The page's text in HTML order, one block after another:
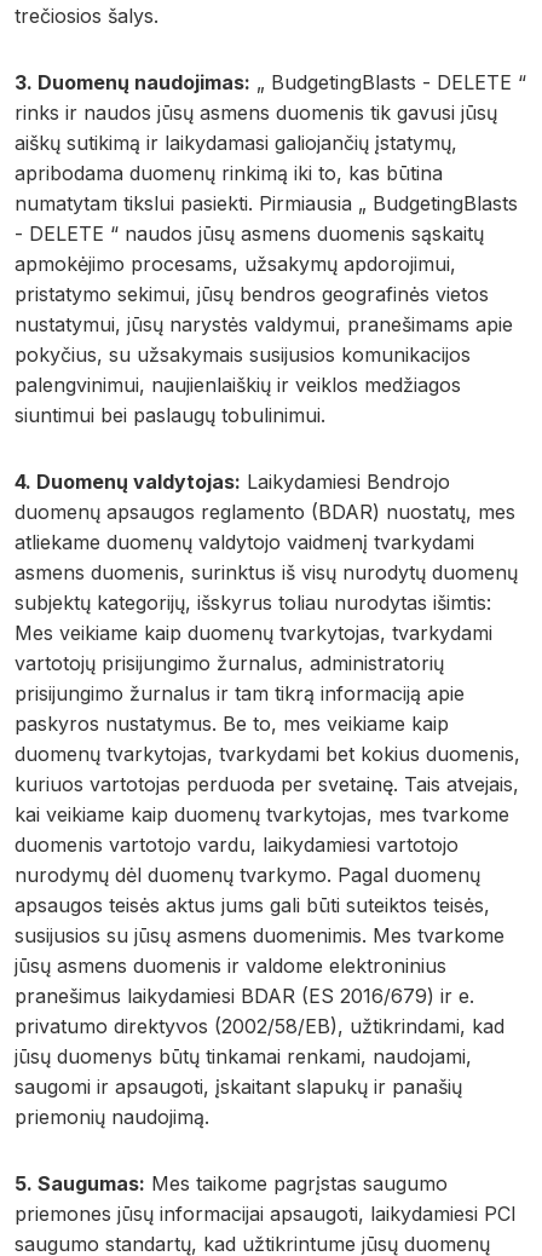
trečiosios šalys.
3. Duomenų naudojimas: „ BudgetingBlasts - DELETE “
rinks ir naudos jūsų asmens duomenis tik gavusi jūsų
aiškų sutikimą ir laikydamasi galiojančių įstatymų,
apribodama duomenų rinkimą iki to, kas būtina
numatytam tikslui pasiekti. Pirmiausia „ BudgetingBlasts
- DELETE “ naudos jūsų asmens duomenis sąskaitų
apmokėjimo procesams, užsakymų apdorojimui,
pristatymo sekimui, jūsų bendros geografinės vietos
nustatymui, jūsų narystės valdymui, pranešimams apie
pokyčius, su užsakymais susijusios komunikacijos
palengvinimui, naujienlaiškių ir veiklos medžiagos
siuntimui bei paslaugų tobulinimui.
4. Duomenų valdytojas: Laikydamiesi Bendrojo
duomenų apsaugos reglamento (BDAR) nuostatų, mes
atliekame duomenų valdytojo vaidmenį tvarkydami
asmens duomenis, surinktus iš visų nurodytų duomenų
subjektų kategorijų, išskyrus toliau nurodytas išimtis:
Mes veikiame kaip duomenų tvarkytojas, tvarkydami
vartotojų prisijungimo žurnalus, administratorių
prisijungimo žurnalus ir tam tikrą informaciją apie
paskyros nustatymus. Be to, mes veikiame kaip
duomenų tvarkytojas, tvarkydami bet kokius duomenis,
kuriuos vartotojas perduoda per svetainę. Tais atvejais,
kai veikiame kaip duomenų tvarkytojas, mes tvarkome
duomenis vartotojo vardu, laikydamiesi vartotojo
nurodymų dėl duomenų tvarkymo. Pagal duomenų
apsaugos teisės aktus jums gali būti suteiktos teisės,
susijusios su jūsų asmens duomenimis. Mes tvarkome
jūsų asmens duomenis ir valdome elektroninius
pranešimus laikydamiesi BDAR (ES 2016/679) ir e.
privatumo direktyvos (2002/58/EB), užtikrindami, kad
jūsų duomenys būtų tinkamai renkami, naudojami,
saugomi ir apsaugoti, įskaitant slapukų ir panašių
priemonių naudojimą.
5. Saugumas: Mes taikome pagrįstas saugumo
priemones jūsų informacijai apsaugoti, laikydamiesi PCI
saugumo standartų, kad užtikrintume jūsų duomenų